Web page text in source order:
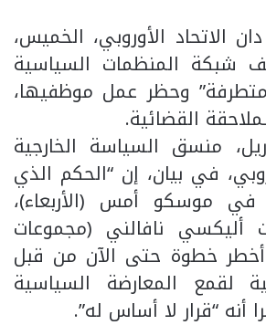
الاتحاد الأوروبي، الخميس،
شبكة المنظمات السياسية
“متطرفة” وحظر عمل موظفيها،
القضائية.
منسق السياسة الخارجية
في بيان، إن “الحكم الذي
موسكو أمس (الأربعاء)،
أليكسي نافالني (مجموعات
خطوة حتى الآن من قبل
لقمع المعارضة السياسية
أنه “قرار لا أساس له”.